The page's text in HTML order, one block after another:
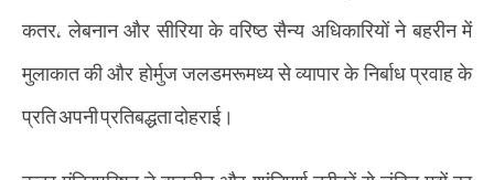
कतर, लेबनान और सीरिया के वरिष्ठ सैन्य अधिकारियों ने बहरीन में
मुलाकात की और होर्मुज जलडमरूमध्य से व्यापार के निर्बाध प्रवाह के
प्रति अपनी प्रतिबद्धता दोहराई।